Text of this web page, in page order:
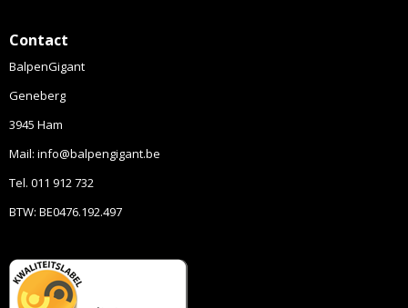
Contact
BalpenGigant
Geneberg
3945 Ham
Mail: info@balpengigant.be
Tel. 011 912 732
BTW: BE0476.192.497